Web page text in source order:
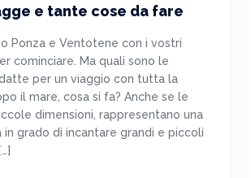
e tante cose da fare
Ponza e Ventotene con i vostri
cominciare. Ma quali sono le
per un viaggio con tutta la
il mare, cosa si fa? Anche se le
dimensioni, rappresentano una
grado di incantare grandi e piccoli